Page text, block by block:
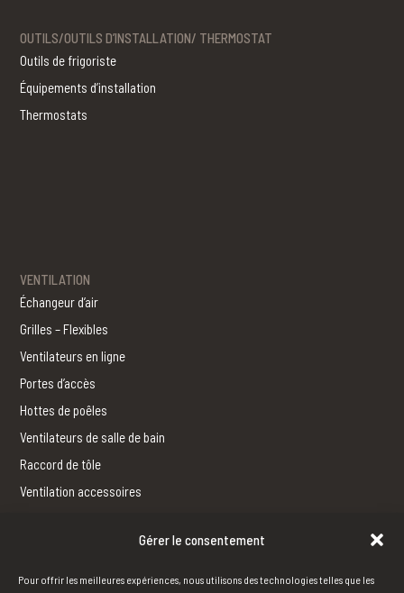
Gérer le consentement
Pour offrir les meilleures expériences, nous utilisons des technologies telles que les
OUTILS/OUTILS D’INSTALLATION/ THERMOSTAT
Outils de frigoriste
Équipements d’installation
Thermostats
VENTILATION
Échangeur d’air
Grilles – Flexibles
Ventilateurs en ligne
Portes d’accès
Hottes de poêles
Ventilateurs de salle de bain
Raccord de tôle
Ventilation accessoires